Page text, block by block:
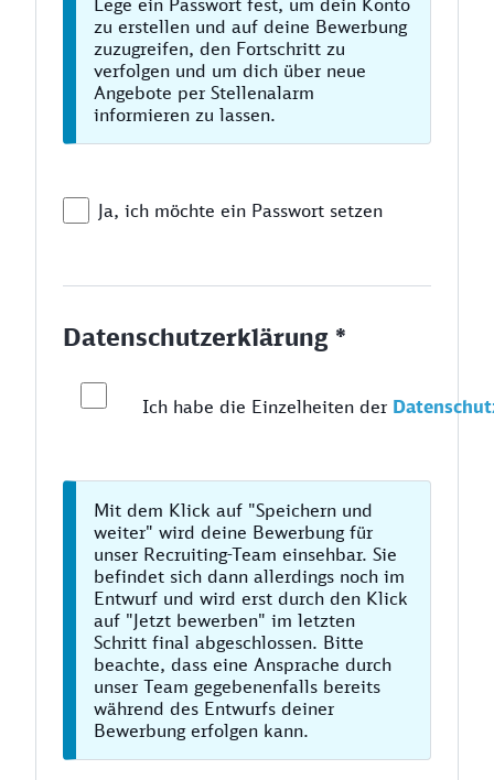
Lege ein Passwort fest, um dein Konto
zu erstellen und auf deine Bewerbung
zuzugreifen, den Fortschritt zu
verfolgen und um dich über neue
Angebote per Stellenalarm
informieren zu lassen.
Ja, ich möchte ein Passwort setzen
Datenschutzerklärung *
Ich habe die Einzelheiten der
Mit dem Klick auf "Speichern und
weiter" wird deine Bewerbung für
unser Recruiting-Team einsehbar. Sie
befindet sich dann allerdings noch im
Entwurf und wird erst durch den Klick
auf "Jetzt bewerben" im letzten
Schritt final abgeschlossen. Bitte
beachte, dass eine Ansprache durch
unser Team gegebenenfalls bereits
während des Entwurfs deiner
Bewerbung erfolgen kann.